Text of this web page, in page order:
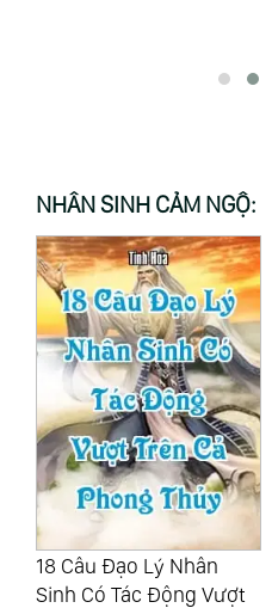
NHÂN SINH CẢM NGỘ:
Tâm Tĩnh Lặng Ức Chế
Lửa Oán Hận Là Một